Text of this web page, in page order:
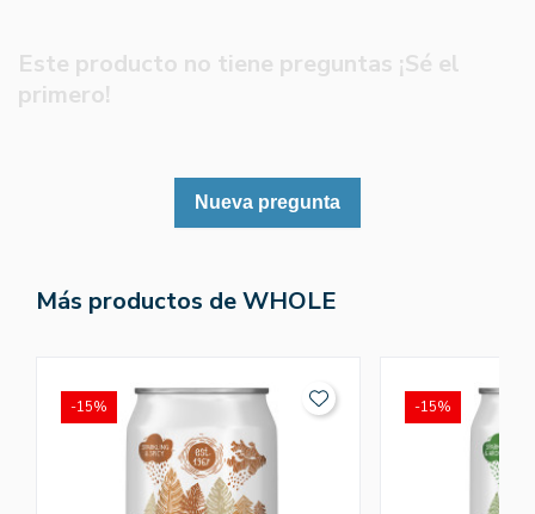
Este producto no tiene preguntas ¡Sé el
primero!
Nueva pregunta
Más productos de WHOLE
-15% -15%